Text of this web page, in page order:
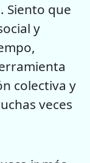
Siento que
y
colectiva y
veces